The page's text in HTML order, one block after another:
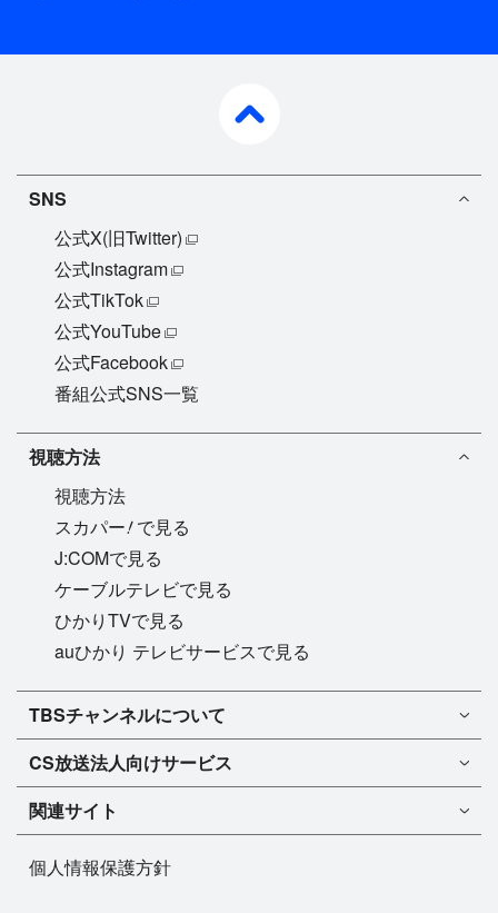
SNS
公式X(旧Twitter)
公式Instagram
公式TikTok
公式YouTube
公式Facebook
番組公式SNS一覧
視聴方法
視聴方法
スカパー!で見る
J:COMで見る
ケーブルテレビで見る
ひかりTVで見る
auひかり テレビサービスで見る
TBSチャンネル1
TBSチャンネル2
マンスリーガイド［PDF］
TBSチャンネルについて
TBSチャンネルについて
FAQ・よくあるご質問
インフォメーション
プレゼント
CS放送法人向けサービス
法人向けサービスについて
TBSチャンネル1
TBSチャンネル2
今月放送
ドラマ
バラエティ
音楽
関連サイト
BS-TBS
個人情報保護方針